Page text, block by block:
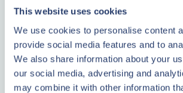
This website uses cookies
We use cookies to personalise content
provide social media features and to
We also share information about your
our social media, advertising and
may combine it with other information
Was möchten Sie tun?
Ich möchte mich zur
anmelden